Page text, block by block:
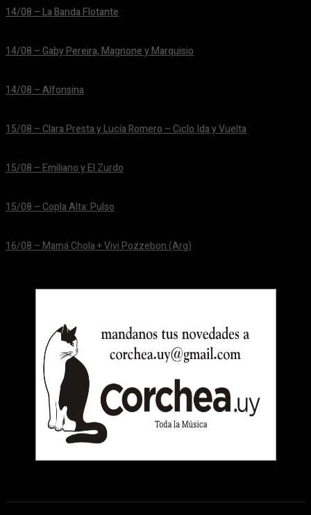
14/08 – La Banda Flotante
14/08 – Gaby Pereira, Magnone y Marquisio
14/08 – Alfonsina
15/08 – Clara Presta y Lucía Romero – Ciclo Ida y Vuelta
15/08 – Emiliano y El Zurdo
15/08 – Copla Alta: Pulso
16/08 – Mamá Chola + Vivi Pozzebon (Arg)